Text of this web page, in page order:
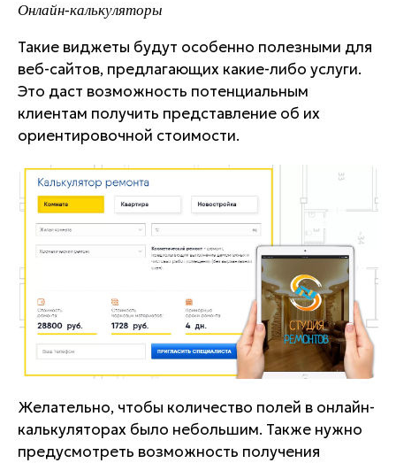
Онлайн-калькуляторы
Такие виджеты будут особенно полезными для
веб-сайтов, предлагающих какие-либо услуги.
Это даст возможность потенциальным
клиентам получить представление об их
ориентировочной стоимости.
Желательно, чтобы количество полей в онлайн-
калькуляторах было небольшим. Также нужно
предусмотреть возможность получения